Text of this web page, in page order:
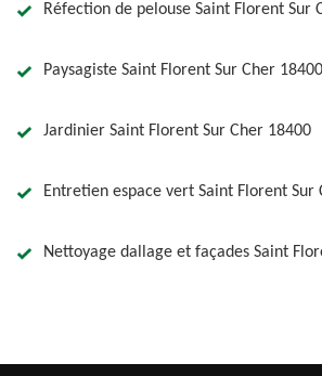
Réfection de pelouse Saint Florent Sur
Paysagiste Saint Florent Sur Cher 18400
Jardinier Saint Florent Sur Cher 18400
Entretien espace vert Saint Florent Sur
Nettoyage dallage et façades Saint